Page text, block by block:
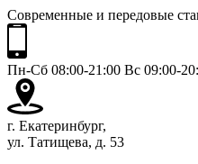
Современные и передовые
Пн-Сб 08:00-21:00 Вс 09:00-
г. Екатеринбург,
ул. Татищева, д. 53